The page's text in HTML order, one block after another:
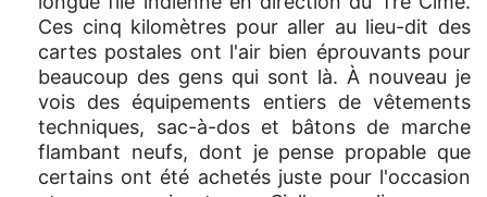
Ces cinq kilomètres pour aller au lieu-dit des
cartes postales ont l'air bien éprouvants pour
beaucoup des gens qui sont là. À nouveau je
vois des équipements entiers de vêtements
techniques, sac-à-dos et bâtons de marche
flambant neufs, dont je pense propable que
certains ont été achetés juste pour l'occasion